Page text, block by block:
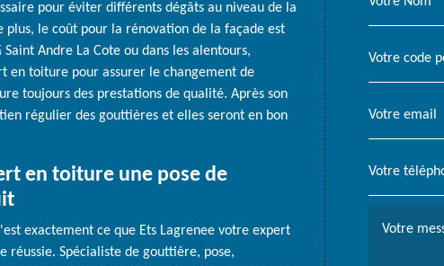
pour éviter différents dégâts au niveau de la
le coût pour la rénovation de la façade est
Andre La Cote ou dans les alentours,
en toiture pour assurer le changement de
toujours des prestations de qualité. Après son
régulier des gouttières et elles seront en bon
en toiture une pose de
exactement ce que Ets Lagrenee votre expert
réussie. Spécialiste de gouttière, pose,